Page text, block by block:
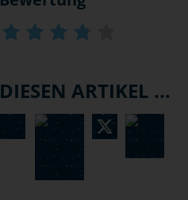
DIESEN ARTIKEL ...